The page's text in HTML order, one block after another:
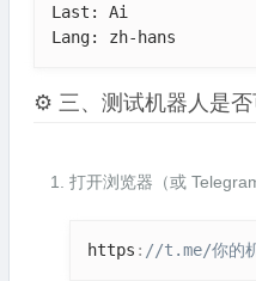
Last: Ai
Lang: zh-hans
⚙️ 三、测试机器人是否
打开浏览器（或
https : //t.me/你的